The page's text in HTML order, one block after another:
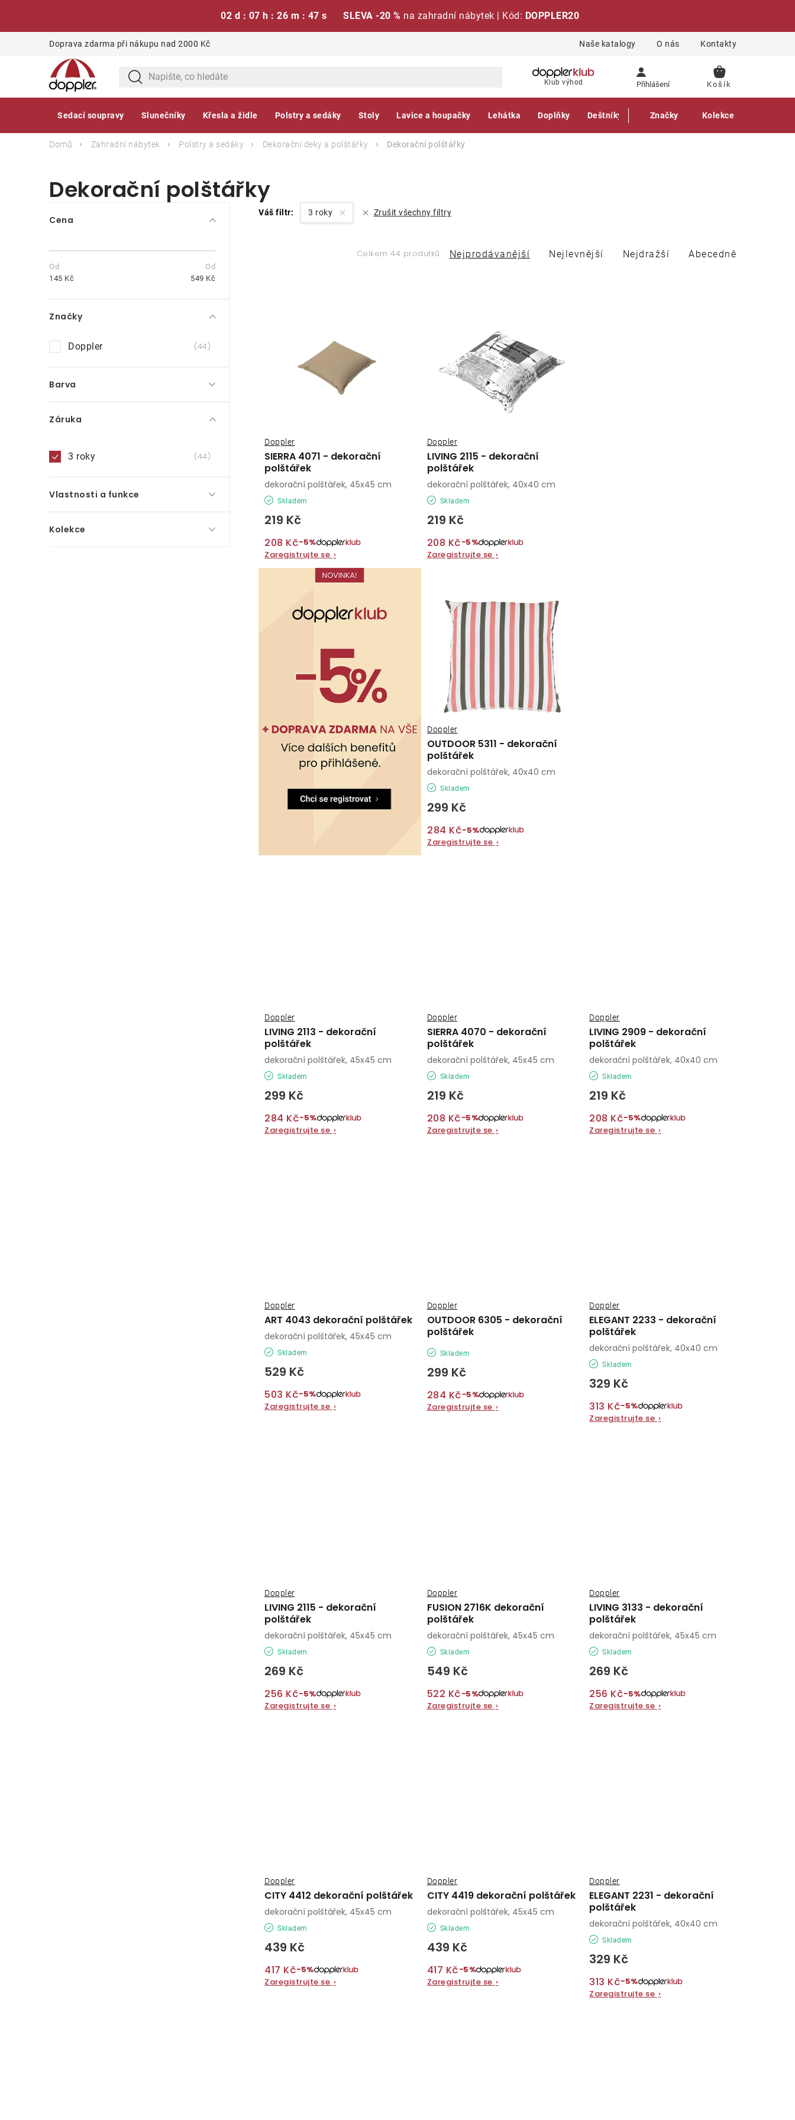
02 d : 07 h : 26 m : 46 s SLEVA -20 % na zahradní nábytek | Kód: DOPPLER20
Doprava zdarma při nákupu nad 2000 Kč Naše katalogy O nás Kontakty
Klub výhod Přihlášení
NÁKUPNÍ
Sedací soupravy Slunečníky Křesla a židle Polstry a sedáky Stoly Lavice a houpačky Lehátka Doplňky Deštníky Gastro produkty
Značky Kolekce
Domů Zahradní nábytek Polstry a sedáky Dekorační deky a polštářky Dekorační polštářky
Dekorační polštářky
P
s
t
r
a
n
n
í
p
n
e
l
Cena
145 Kč 549 Kč
Značky
Doppler 44
Barva
Záruka
3 roky 44
Vlastnosti a funkce
Kolekce
Váš filtr: 3 roky Zrušit všechny filtry
Celkem 44 produtků
Ř
í
o
d
u
k
t
ů
Nejprodávanější Nejlevnější Nejdražší Abecedně
o
d
u
k
t
ů
SIERRA 4071 - dekorační
polštářek
Doppler
Skladem
219 Kč
208 Kč−5%
Zaregistrujte se ›
dekorační polštářek, 45x45 cm
LIVING 2115 - dekorační
polštářek
Doppler
Skladem
219 Kč
208 Kč−5%
Zaregistrujte se ›
dekorační polštářek, 40x40 cm
OUTDOOR 5311 - dekorační
polštářek
Doppler
Skladem
299 Kč
284 Kč−5%
Zaregistrujte se ›
dekorační polštářek, 40x40 cm
LIVING 2113 - dekorační
polštářek
Doppler
Skladem
299 Kč
284 Kč−5%
Zaregistrujte se ›
dekorační polštářek, 45x45 cm
SIERRA 4070 - dekorační
polštářek
Doppler
Skladem
219 Kč
208 Kč−5%
Zaregistrujte se ›
dekorační polštářek, 45x45 cm
LIVING 2909 - dekorační
polštářek
Doppler
Skladem
219 Kč
208 Kč−5%
Zaregistrujte se ›
dekorační polštářek, 40x40 cm
ART 4043 dekorační polštářek
Doppler
Skladem
529 Kč
503 Kč−5%
Zaregistrujte se ›
dekorační polštářek, 45x45 cm
OUTDOOR 6305 - dekorační
polštářek
Doppler
Skladem
299 Kč
284 Kč−5%
Zaregistrujte se ›
ELEGANT 2233 - dekorační
polštářek
Doppler
Skladem
329 Kč
313 Kč−5%
Zaregistrujte se ›
dekorační polštářek, 40x40 cm
LIVING 2115 - dekorační
polštářek
Doppler
Skladem
269 Kč
256 Kč−5%
Zaregistrujte se ›
dekorační polštářek, 45x45 cm
FUSION 2716K dekorační
polštářek
Doppler
Skladem
549 Kč
522 Kč−5%
Zaregistrujte se ›
dekorační polštářek, 45x45 cm
LIVING 3133 - dekorační
polštářek
Doppler
Skladem
269 Kč
256 Kč−5%
Zaregistrujte se ›
dekorační polštářek, 45x45 cm
CITY 4412 dekorační polštářek
Doppler
Skladem
439 Kč
417 Kč−5%
Zaregistrujte se ›
dekorační polštářek, 45x45 cm
CITY 4419 dekorační polštářek
Doppler
Skladem
439 Kč
417 Kč−5%
Zaregistrujte se ›
dekorační polštářek, 45x45 cm
ELEGANT 2231 - dekorační
polštářek
Doppler
Skladem
329 Kč
313 Kč−5%
Zaregistrujte se ›
dekorační polštářek, 40x40 cm